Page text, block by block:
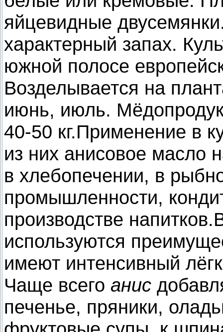
яйцевидные
характерный запах.
южной полосе
Возделывается на
июнь, июль.
40-50 кг.Применение в
из них анисовое масло
в хлебопечении, в
промышленности,
производстве напитков.
используются
имеют интенсивный
Чаще всего анис
печенье, пряники,